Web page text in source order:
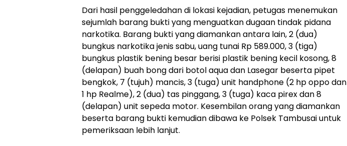
Dari hasil penggeledahan di lokasi kejadian, petugas menemukan
sejumlah barang bukti yang menguatkan dugaan tindak pidana
narkotika. Barang bukti yang diamankan antara lain, 2 (dua)
bungkus narkotika jenis sabu, uang tunai Rp 589.000, 3 (tiga)
bungkus plastik bening besar berisi plastik bening kecil kosong, 8
(delapan) buah bong dari botol aqua dan Lasegar beserta pipet
bengkok, 7 (tujuh) mancis, 3 (tuga) unit handphone (2 hp oppo dan
1 hp Realme), 2 (dua) tas pinggang, 3 (tuga) kaca pirex dan 8
(delapan) unit sepeda motor. Kesembilan orang yang diamankan
beserta barang bukti kemudian dibawa ke Polsek Tambusai untuk
pemeriksaan lebih lanjut.